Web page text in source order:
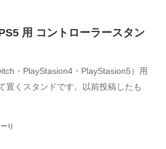
用 コントローラースタン
・PlayStasion4・PlayStasion5）用
置くスタンドです。以前投稿したも
り